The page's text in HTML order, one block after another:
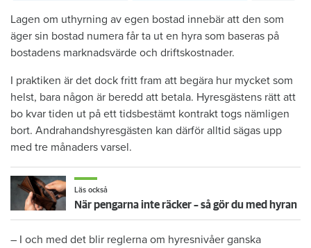
Lagen om uthyrning av egen bostad innebär att den som
äger sin bostad numera får ta ut en hyra som baseras på
bostadens marknadsvärde och driftskostnader.
I praktiken är det dock fritt fram att begära hur mycket som
helst, bara någon är beredd att betala. Hyresgästens rätt att
bo kvar tiden ut på ett tidsbestämt kontrakt togs nämligen
bort. Andrahandshyresgästen kan därför alltid sägas upp
med tre månaders varsel.
Läs också
När pengarna inte räcker – så gör du med hyran
– I och med det blir reglerna om hyresnivåer ganska